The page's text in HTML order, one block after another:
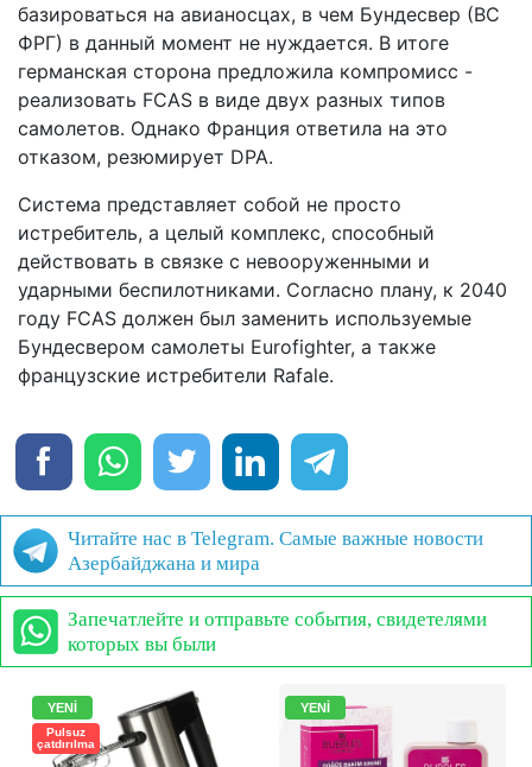
базироваться на авианосцах, в чем Бундесвер (ВС
ФРГ) в данный момент не нуждается. В итоге
германская сторона предложила компромисс -
реализовать FCAS в виде двух разных типов
самолетов. Однако Франция ответила на это
отказом, резюмирует DPA.
Система представляет собой не просто
истребитель, а целый комплекс, способный
действовать в связке с невооруженными и
ударными беспилотниками. Согласно плану, к 2040
году FCAS должен был заменить используемые
Бундесвером самолеты Eurofighter, а также
французские истребители Rafale.
Читайте нас в Telegram. Самые важные новости
Азербайджана и мира
Запечатлейте и отправьте события, свидетелями
которых вы были